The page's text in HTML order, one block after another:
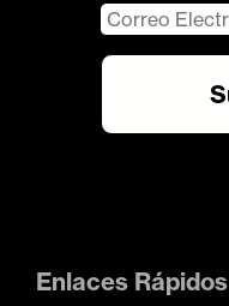
Enlaces Rápidos